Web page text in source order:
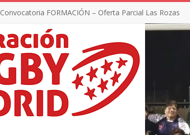
Convocatoria FORMACIÓN – Oferta Parcial Las Leonas